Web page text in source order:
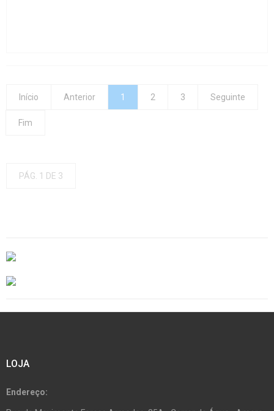
Início Anterior 1 2 3 Seguinte
Fim
PÁG. 1 DE 3
LOJA
Endereço: